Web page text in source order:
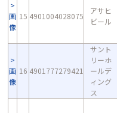
画
像
15 4901004028075
アサヒ
ビール
画
像
16 4901777279421
サント
リーホ
ールデ
ィング
ス